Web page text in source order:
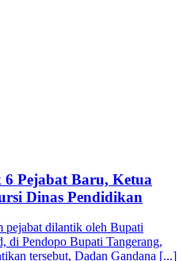
Pejabat Baru, Ketua
Dinas Pendidikan
pejabat dilantik oleh Bupati
di Pendopo Bupati Tangerang,
tersebut, Dadan Gandana [...]